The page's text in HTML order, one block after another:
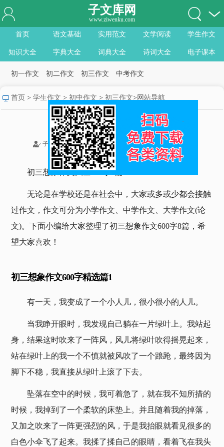
子文库网
www.ziwenku.com
首页 语文基础 实用范文 文学阅读 学生作文
知识大全 字典大全 词典大全 诗词大全 电子课本
初一作文 初二作文 初三作文 中考作文
首页 > 学生作文 > 初中作文 > 初三作文> 网站导航
初三想象作文600字
子文库网 01-03 收藏 点赞 2 分享
初三想象作文大全600字8篇
无论是在学校还是在社会中，大家或多或少都会接触
过作文 ，作文可分为小学作文、中学作文、大学作文(论
文)。下面小编给大家整理了初三想象作文600字8篇，希
望大家喜欢！
初三想象作文600字精选篇1
有一天，我变成了一个小人儿，很小很小的人儿。
当我睁开眼时，我发现自己躺在一片绿叶上。我站起
身，结果这时吹来了一阵风，风儿将绿叶吹得摇晃起来，
站在绿叶上的我一个不慎就被风吹了一个踉跄，最终因为
脚下不稳，我直接从绿叶上滚了下去。
坠落在空中的时候，我可着急了，就在我不知所措的
时候，我掉到了一个柔软的床垫上。并且随着我的掉落，
又加之吹来了一阵更强烈的风，于是我抬眼就看见很多的
白色小伞飞了起来。我揉了揉自己的眼睛，看着飞在我头
初三关于成长的优秀作文范文9
篇
篇
关于友谊贵在真话题作文初三范
以和奋斗一起走过作文初三范文